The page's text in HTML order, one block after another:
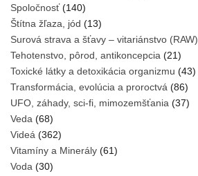
Spoločnosť(140)
Štítna žľaza, jód (13)
Surová strava a šťavy – vitariánstvo (RAW)
Tehotenstvo, pôrod, antikoncepcia (21)
Toxické látky a detoxikácia organizmu (43)
Transformácia, evolúcia a proroctvá (86)
UFO, záhady, sci-fi, mimozemšťania (37)
Veda (68)
Videá (362)
Vitamíny a Minerály (61)
Voda (30)